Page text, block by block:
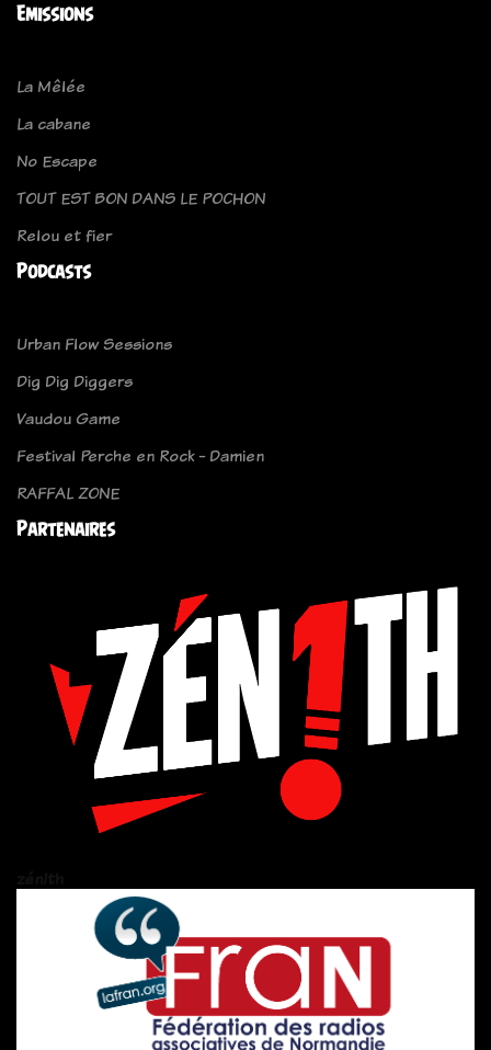
Emissions
La Mêlée
La cabane
No Escape
TOUT EST BON DANS LE POCHON
Relou et fier
Podcasts
Urban Flow Sessions
Dig Dig Diggers
Vaudou Game
Festival Perche en Rock - Damien
RAFFAL ZONE
Partenaires